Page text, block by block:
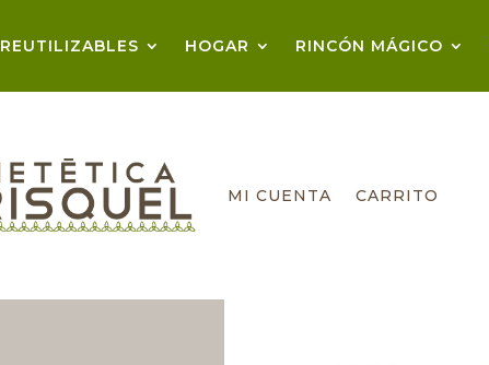
REUTILIZABLES HOGAR RINCÓN MÁGICO
MI CUENTA CARRITO